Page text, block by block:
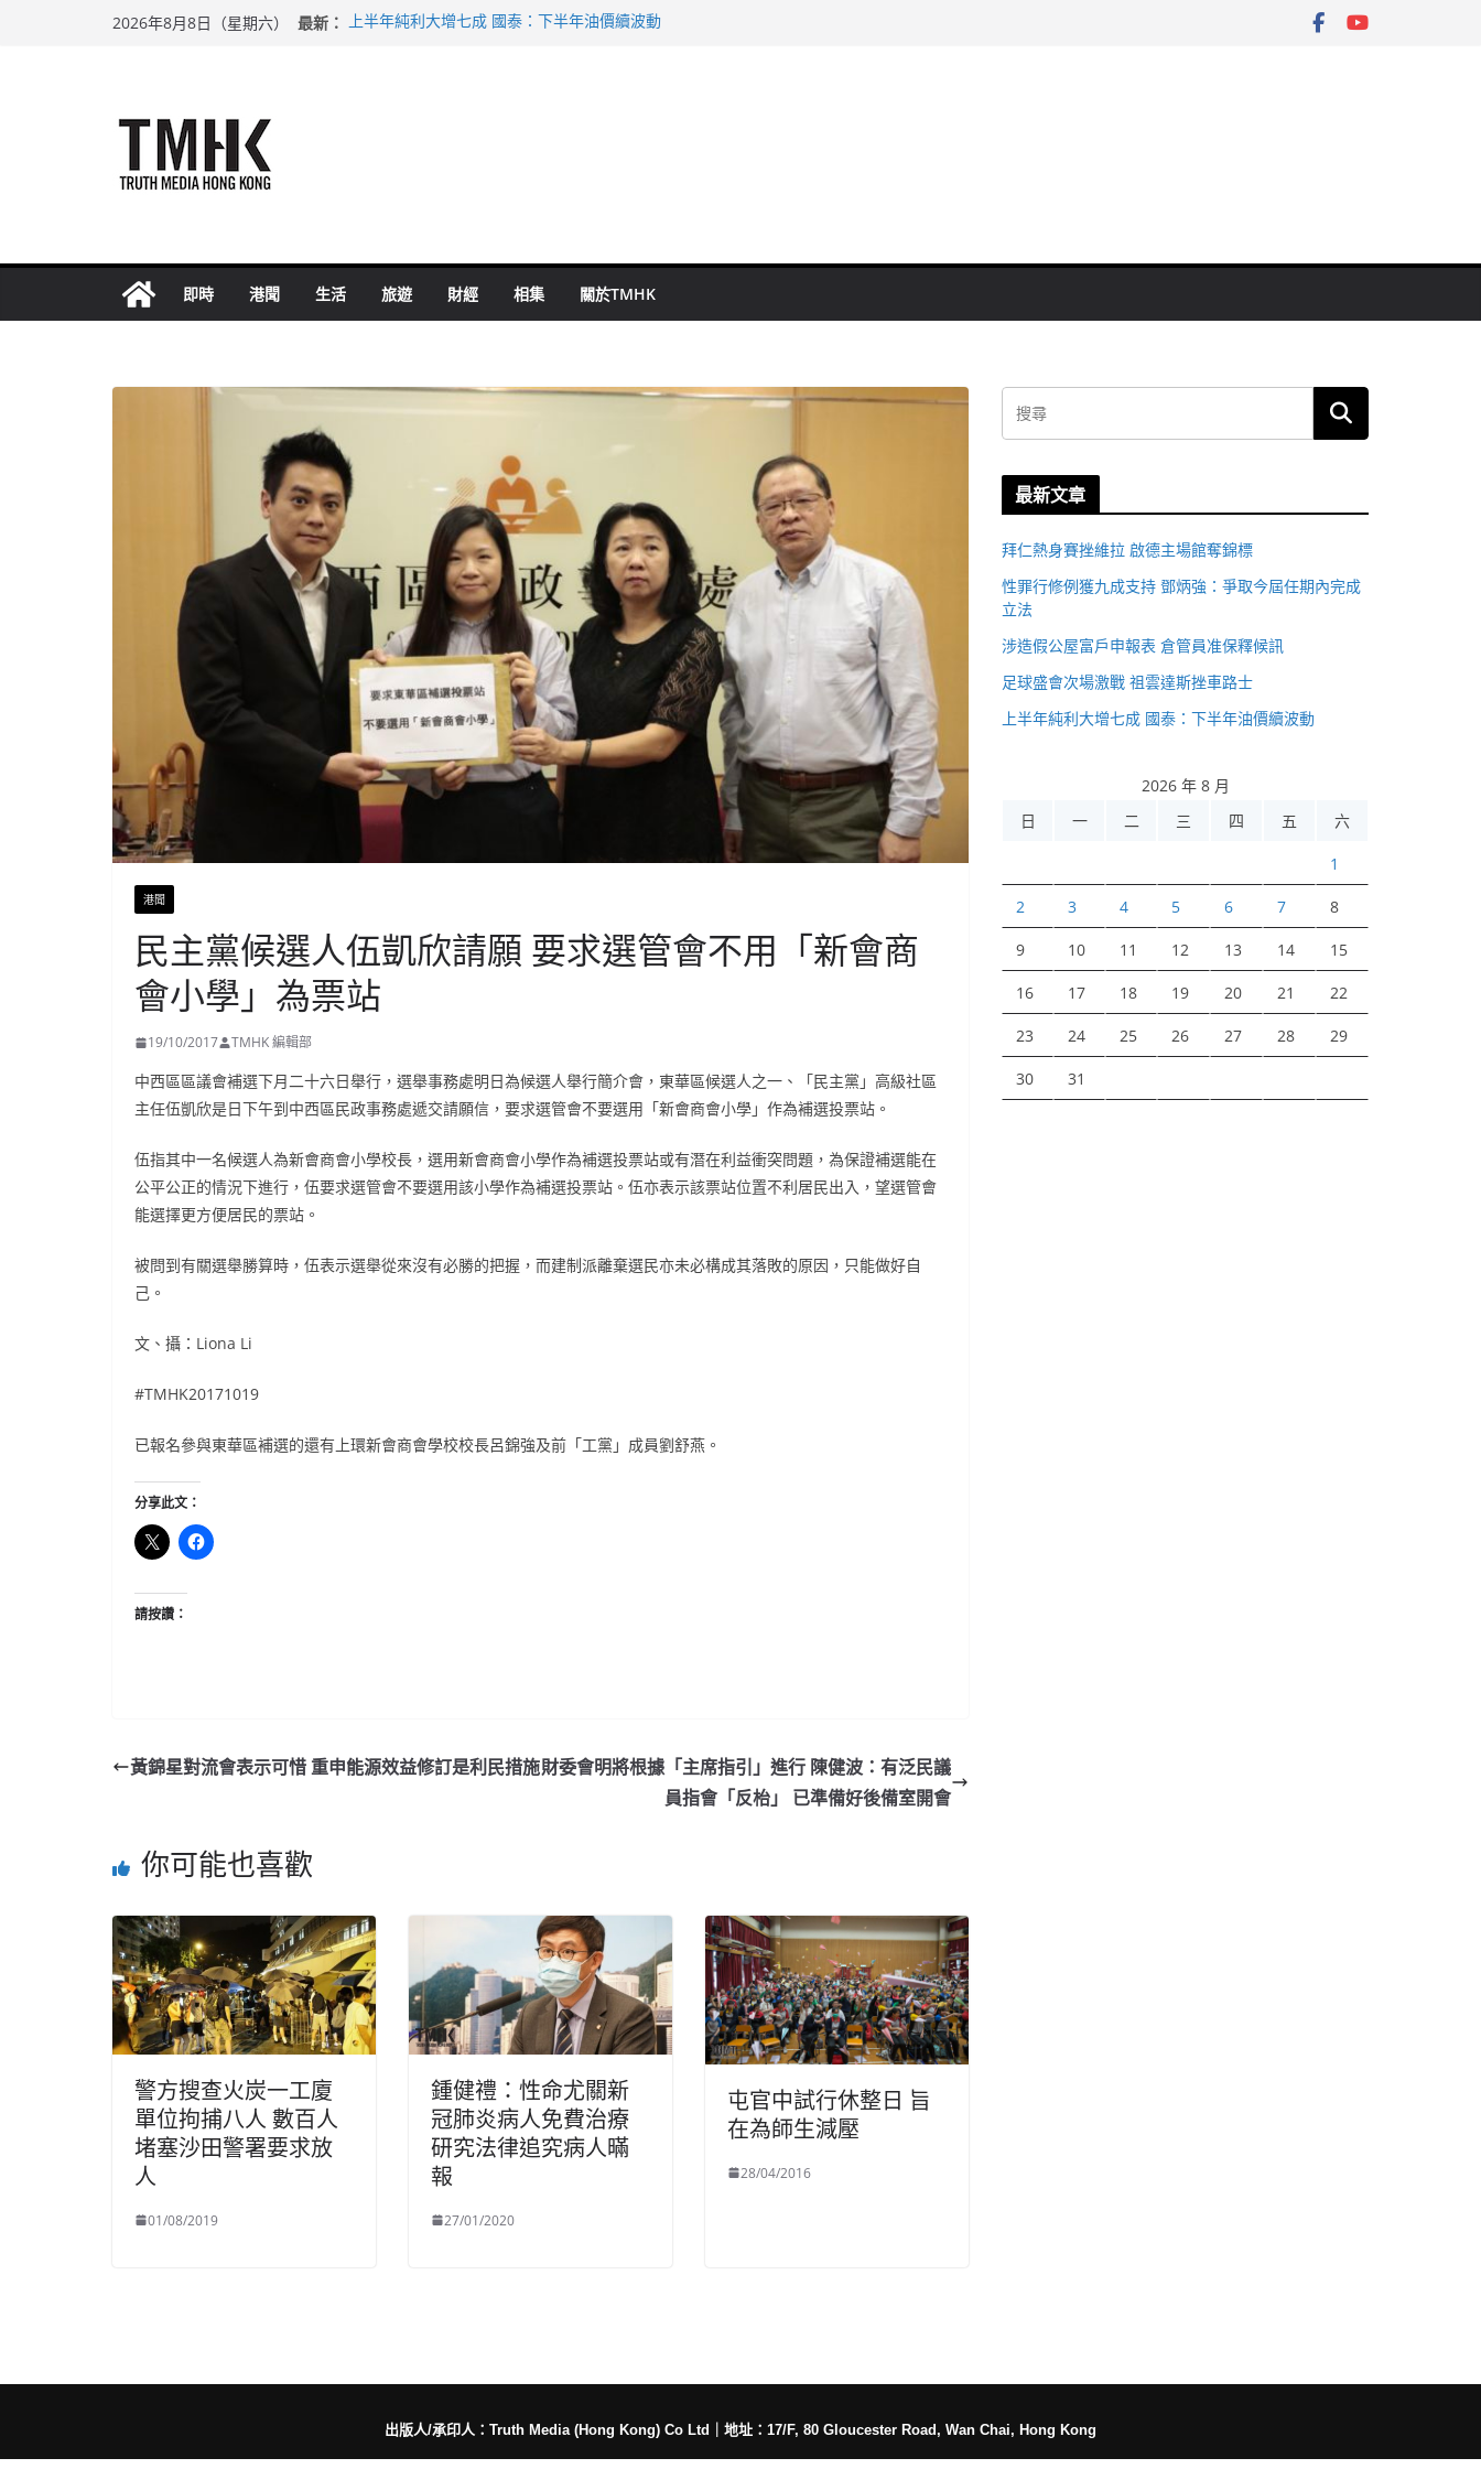
2026年8月8日（星期六） 最新： 上半年純利大增七成 國泰：下半年油價續波動
即時 港聞 生活 旅遊 財經 相集 關於TMHK
港聞
民主黨候選人伍凱欣請願 要求選管會不用「新會商
會小學」為票站
19/10/2017 TMHK 編輯部
中西區區議會補選下月二十六日舉行，選舉事務處明日為候選人舉行簡介會，東華區候選人之一、「民主黨」高級社區
主任伍凱欣是日下午到中西區民政事務處遞交請願信，要求選管會不要選用「新會商會小學」作為補選投票站。
伍指其中一名候選人為新會商會小學校長，選用新會商會小學作為補選投票站或有潛在利益衝突問題，為保證補選能在
公平公正的情況下進行，伍要求選管會不要選用該小學作為補選投票站。伍亦表示該票站位置不利居民出入，望選管會
能選擇更方便居民的票站。
被問到有關選舉勝算時，伍表示選舉從來沒有必勝的把握，而建制派離棄選民亦未必構成其落敗的原因，只能做好自
己。
文、攝：Liona Li
#TMHK20171019
已報名參與東華區補選的還有上環新會商會學校校長呂錦強及前「工黨」成員劉舒燕。
分享此文：
請按讚：
黃錦星對流會表示可惜 重申能源效益修訂是利民措施財委會明將根據「主席指引」進行 陳健波：有泛民議
員指會「反枱」 已準備好後備室開會
你可能也喜歡
警方搜查火炭一工廈
單位拘捕八人 數百人
堵塞沙田警署要求放
人
01/08/2019
鍾健禮：性命尤關新
冠肺炎病人免費治療
研究法律追究病人暪
報
27/01/2020
屯官中試行休整日 旨
在為師生減壓
28/04/2016
最新文章
拜仁熱身賽挫維拉 啟德主場館奪錦標
性罪行修例獲九成支持 鄧炳強：爭取今屆任期內完成
立法
涉造假公屋富戶申報表 倉管員准保釋候訊
足球盛會次場激戰 祖雲達斯挫車路士
上半年純利大增七成 國泰：下半年油價續波動
2026 年 8 月
日
一 二 三 四 五 六
1
2 3 4 5 6 7 8
9 10 11 12 13 14 15
16 17 18 19 20 21 22
23 24 25 26 27 28 29
30 31
出版人/承印人：Truth Media (Hong Kong) Co Ltd 地址：17/F, 80 Gloucester Road, Wan Chai, Hong Kong